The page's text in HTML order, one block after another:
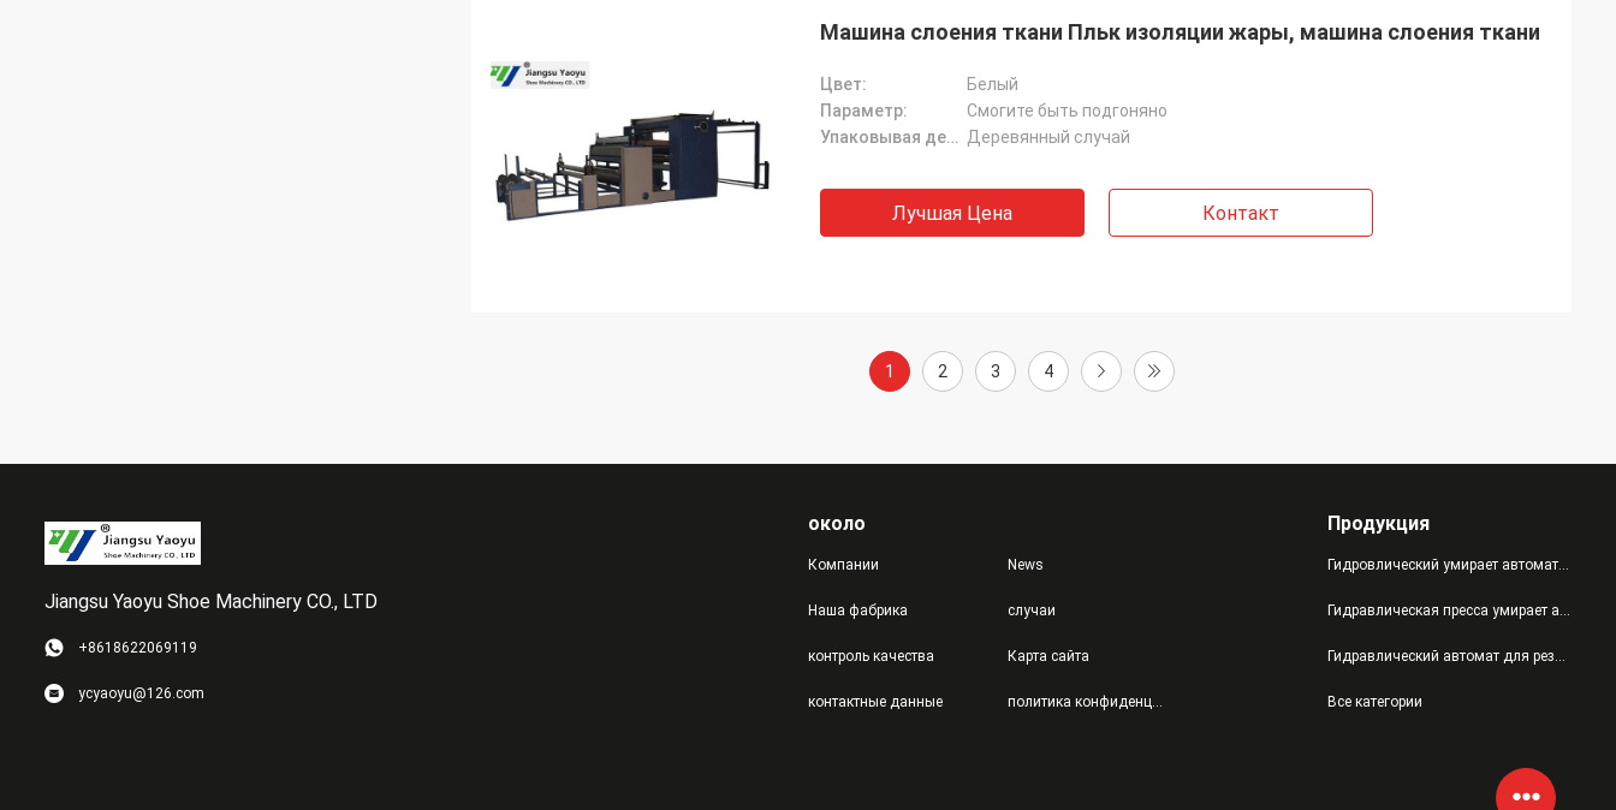
Машина слоения ткани Пльк изоляции жары, машина слоения ткани
Цвет:
Белый
Параметр:
Смогите быть подгоняно
Упаковывая детали: Деревянный случай
Лучшая Цена Контакт
1 2 3 4
Jiangsu Yaoyu Shoe Machinery CO., LTD
+8618622069119
ycyaoyu@126.com
около
Компании
Наша фабрика
контроль качества
контактные данные
News
случаи
Карта сайта
политика конфиденциальности
Продукция
Гидровлический умирает автомат для резки
Гидравлическая пресса умирает автомат для резки
Гидравлический автомат для резки руки качания
Все категории